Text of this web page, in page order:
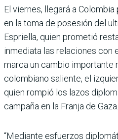
El viernes, llegará a
en la toma de posesión del
Espriella, quien prometió
inmediata las relaciones con
marca un cambio importante
colombiano saliente, el
quien rompió los lazos
campaña en la Franja de Gaza.
“Mediante esfuerzos